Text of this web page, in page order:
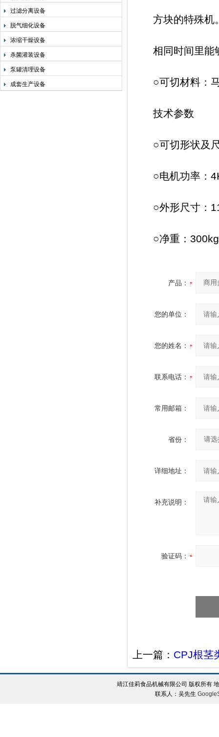
过滤分离设备
脱气细化设备
浓缩干燥设备
杀菌灌装设备
泵罐清理设备
成套生产设备
方块的特殊机。
相同时间里能
○可切材料：马
技术参数
○可切形状及尺
○电机功率：
○外形尺寸：
○净重：300kg
产品：
您的单位：
您的姓名：
联系电话：
常用邮箱：
省份：
详细地址：
补充说明：
验证码：
上一篇： CPJ根茎
靖江佳莉食品机械有限公司 版权所有
联系人：吴先生